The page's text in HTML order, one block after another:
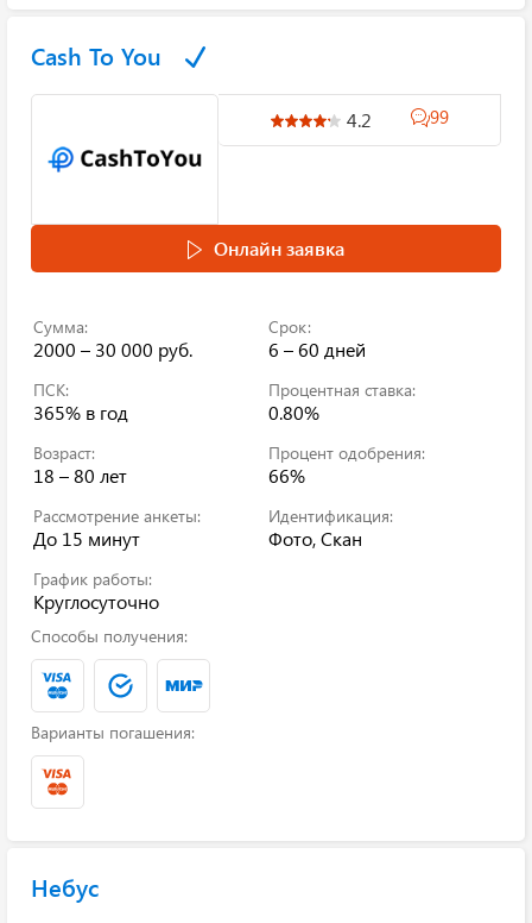
Cash To You
4.2 99
Онлайн заявка
Сумма:
2000 – 30 000 руб.
Срок:
6 – 60 дней
ПСК:
365% в год
Процентная ставка:
0.80%
Возраст:
18 – 80 лет
Процент одобрения:
66%
Рассмотрение анкеты:
До 15 минут
Идентификация:
Фото, Скан
График работы:
Круглосуточно
Способы получения:
Варианты погашения:
Небус